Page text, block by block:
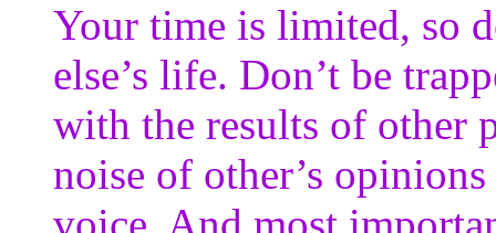
Your time is limited, so
else’s life. Don’t be
with the results of other
noise of other’s